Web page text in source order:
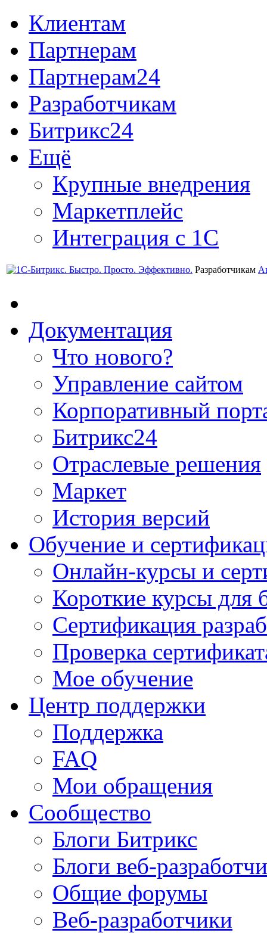
Клиентам
Партнерам
Партнерам24
Разработчикам
Битрикс24
Ещё
Крупные внедрения
Маркетплейс
Интеграция с 1С
Разработчикам
Документация
Что нового?
Управление сайтом
Корпоративный
Битрикс24
Отраслевые решения
Маркет
История версий
Обучение и
Онлайн-курсы и
Короткие курсы для
Сертификация
Проверка
Мое обучение
Центр поддержки
Поддержка
FAQ
Мои обращения
Сообщество
Блоги Битрикс
Блоги веб-
Общие форумы
Веб-разработчики